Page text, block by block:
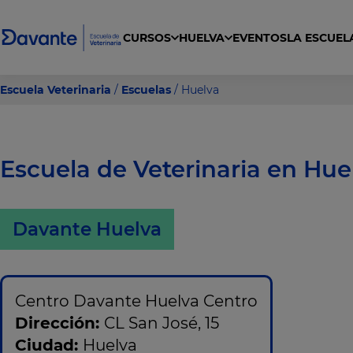
CURSOS HUELVA EVENTOSLA
Escuela Veterinaria / Escuelas / Huelva
Escuela de Veterinaria en
Davante Huelva
Centro Davante Huelva Centro
Dirección: CL San José, 15
Ciudad: Huelva